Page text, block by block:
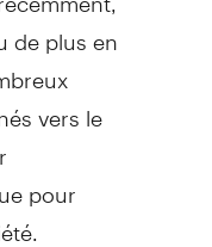
de plus en
vers le
pour